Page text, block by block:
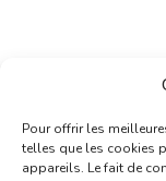
Pour offrir les
telles que les cookies
appareils. Le fait de